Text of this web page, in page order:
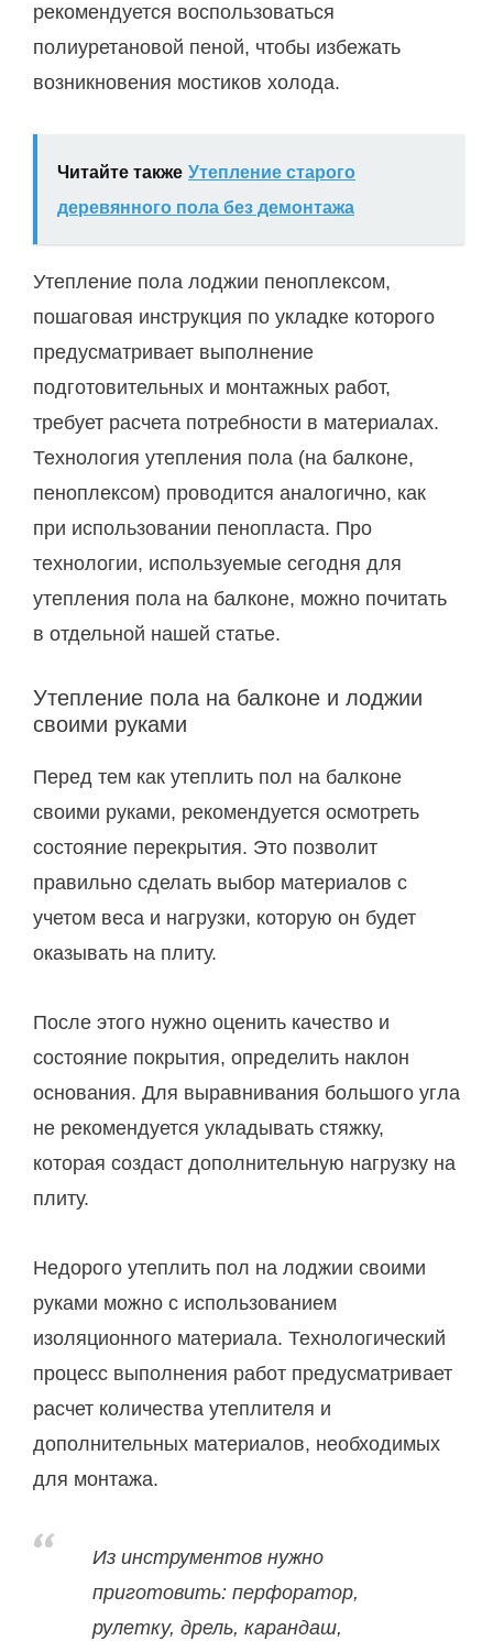
рекомендуется воспользоваться
полиуретановой пеной, чтобы избежать
возникновения мостиков холода.
Читайте также Утепление старого
деревянного пола без демонтажа
Утепление пола лоджии пеноплексом,
пошаговая инструкция по укладке которого
предусматривает выполнение
подготовительных и монтажных работ,
требует расчета потребности в материалах.
Технология утепления пола (на балконе,
пеноплексом) проводится аналогично, как
при использовании пенопласта. Про
технологии, используемые сегодня для
утепления пола на балконе, можно почитать
в отдельной нашей статье.
Утепление пола на балконе и лоджии
своими руками
Перед тем как утеплить пол на балконе
своими руками, рекомендуется осмотреть
состояние перекрытия. Это позволит
правильно сделать выбор материалов с
учетом веса и нагрузки, которую он будет
оказывать на плиту.
После этого нужно оценить качество и
состояние покрытия, определить наклон
основания. Для выравнивания большого угла
не рекомендуется укладывать стяжку,
которая создаст дополнительную нагрузку на
плиту.
Недорого утеплить пол на лоджии своими
руками можно с использованием
изоляционного материала. Технологический
процесс выполнения работ предусматривает
расчет количества утеплителя и
дополнительных материалов, необходимых
для монтажа.
Из инструментов нужно
приготовить: перфоратор,
рулетку, дрель, карандаш,